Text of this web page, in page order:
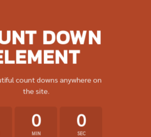
DOWN
count downs anywhere on
the site.
0
MIN
0
SEC